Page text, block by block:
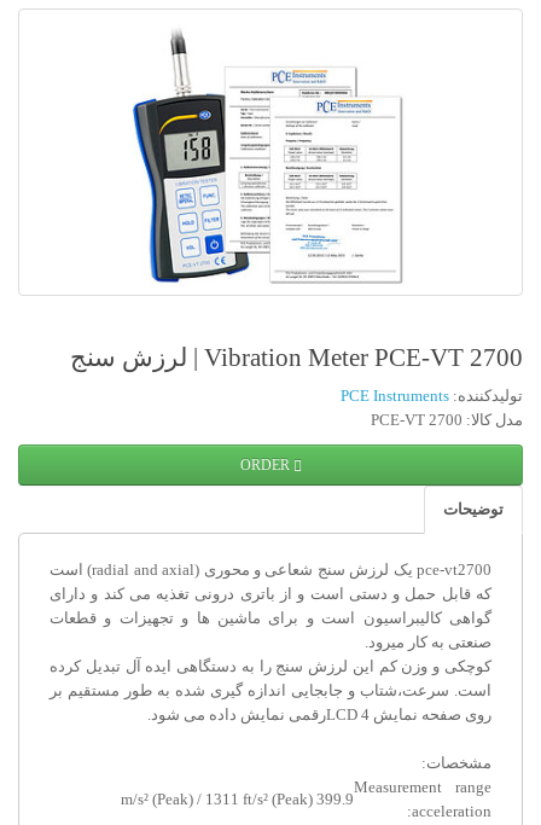
Vibration Meter PCE-VT 2700 | لرزش سنج
تولیدکننده: PCE Instruments
مدل کالا: PCE-VT 2700
ORDER
توضیحات
pce-vt2700 یک لرزش سنج شعاعی و محوری (radial and axial) است
که قابل حمل و دستی است و از باتری درونی تغذیه می کند و دارای
گواهی کالیبراسیون است و برای ماشین ها و تجهیزات و قطعات
صنعتی به کار میرود.
کوچکی و وزن کم این لرزش سنج را به دستگاهی ایده آل تبدیل کرده
است. سرعت،شتاب و جابجایی اندازه گیری شده به طور مستقیم بر
روی صفحه نمایش LCD 4رقمی نمایش داده می شود.
مشخصات:
Measurement range
acceleration:
399.9 m/s² (Peak) / 1311 ft/s² (Peak)